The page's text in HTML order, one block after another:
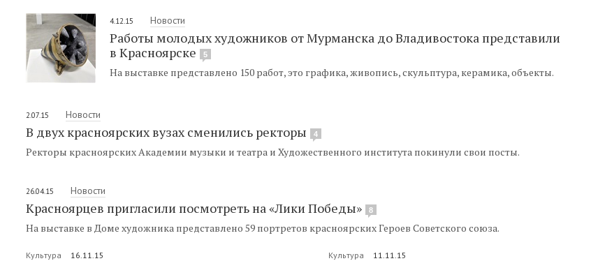
4.12.15 Новости
Работы молодых художников от Мурманска до Владивостока представили
в Красноярске
5
На выставке представлено 150 работ, это графика, живопись, скульптура, керамика, объекты.
2.07.15 Новости
В двух красноярских вузах сменились ректоры 4
Ректоры красноярских Академии музыки и театра и Художественного института покинули свои посты.
26.04.15 Новости
Красноярцев пригласили посмотреть на «Лики Победы» 8
На выставке в Доме художника представлено 59 портретов красноярских Героев Советского союза.
Культура 16.11.15 Культура 11.11.15